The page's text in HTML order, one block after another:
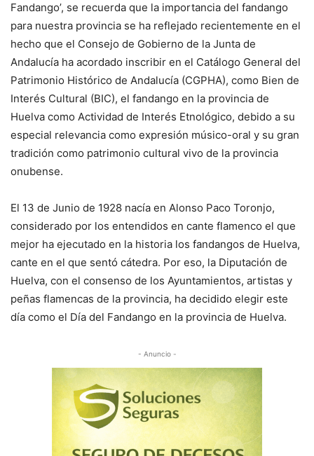
Fandango’, se recuerda que la importancia del fandango
para nuestra provincia se ha reflejado recientemente en el
hecho que el Consejo de Gobierno de la Junta de
Andalucía ha acordado inscribir en el Catálogo General del
Patrimonio Histórico de Andalucía (CGPHA), como Bien de
Interés Cultural (BIC), el fandango en la provincia de
Huelva como Actividad de Interés Etnológico, debido a su
especial relevancia como expresión músico-oral y su gran
tradición como patrimonio cultural vivo de la provincia
onubense.
El 13 de Junio de 1928 nacía en Alonso Paco Toronjo,
considerado por los entendidos en cante flamenco el que
mejor ha ejecutado en la historia los fandangos de Huelva,
cante en el que sentó cátedra. Por eso, la Diputación de
Huelva, con el consenso de los Ayuntamientos, artistas y
peñas flamencas de la provincia, ha decidido elegir este
día como el Día del Fandango en la provincia de Huelva.
- Anuncio -